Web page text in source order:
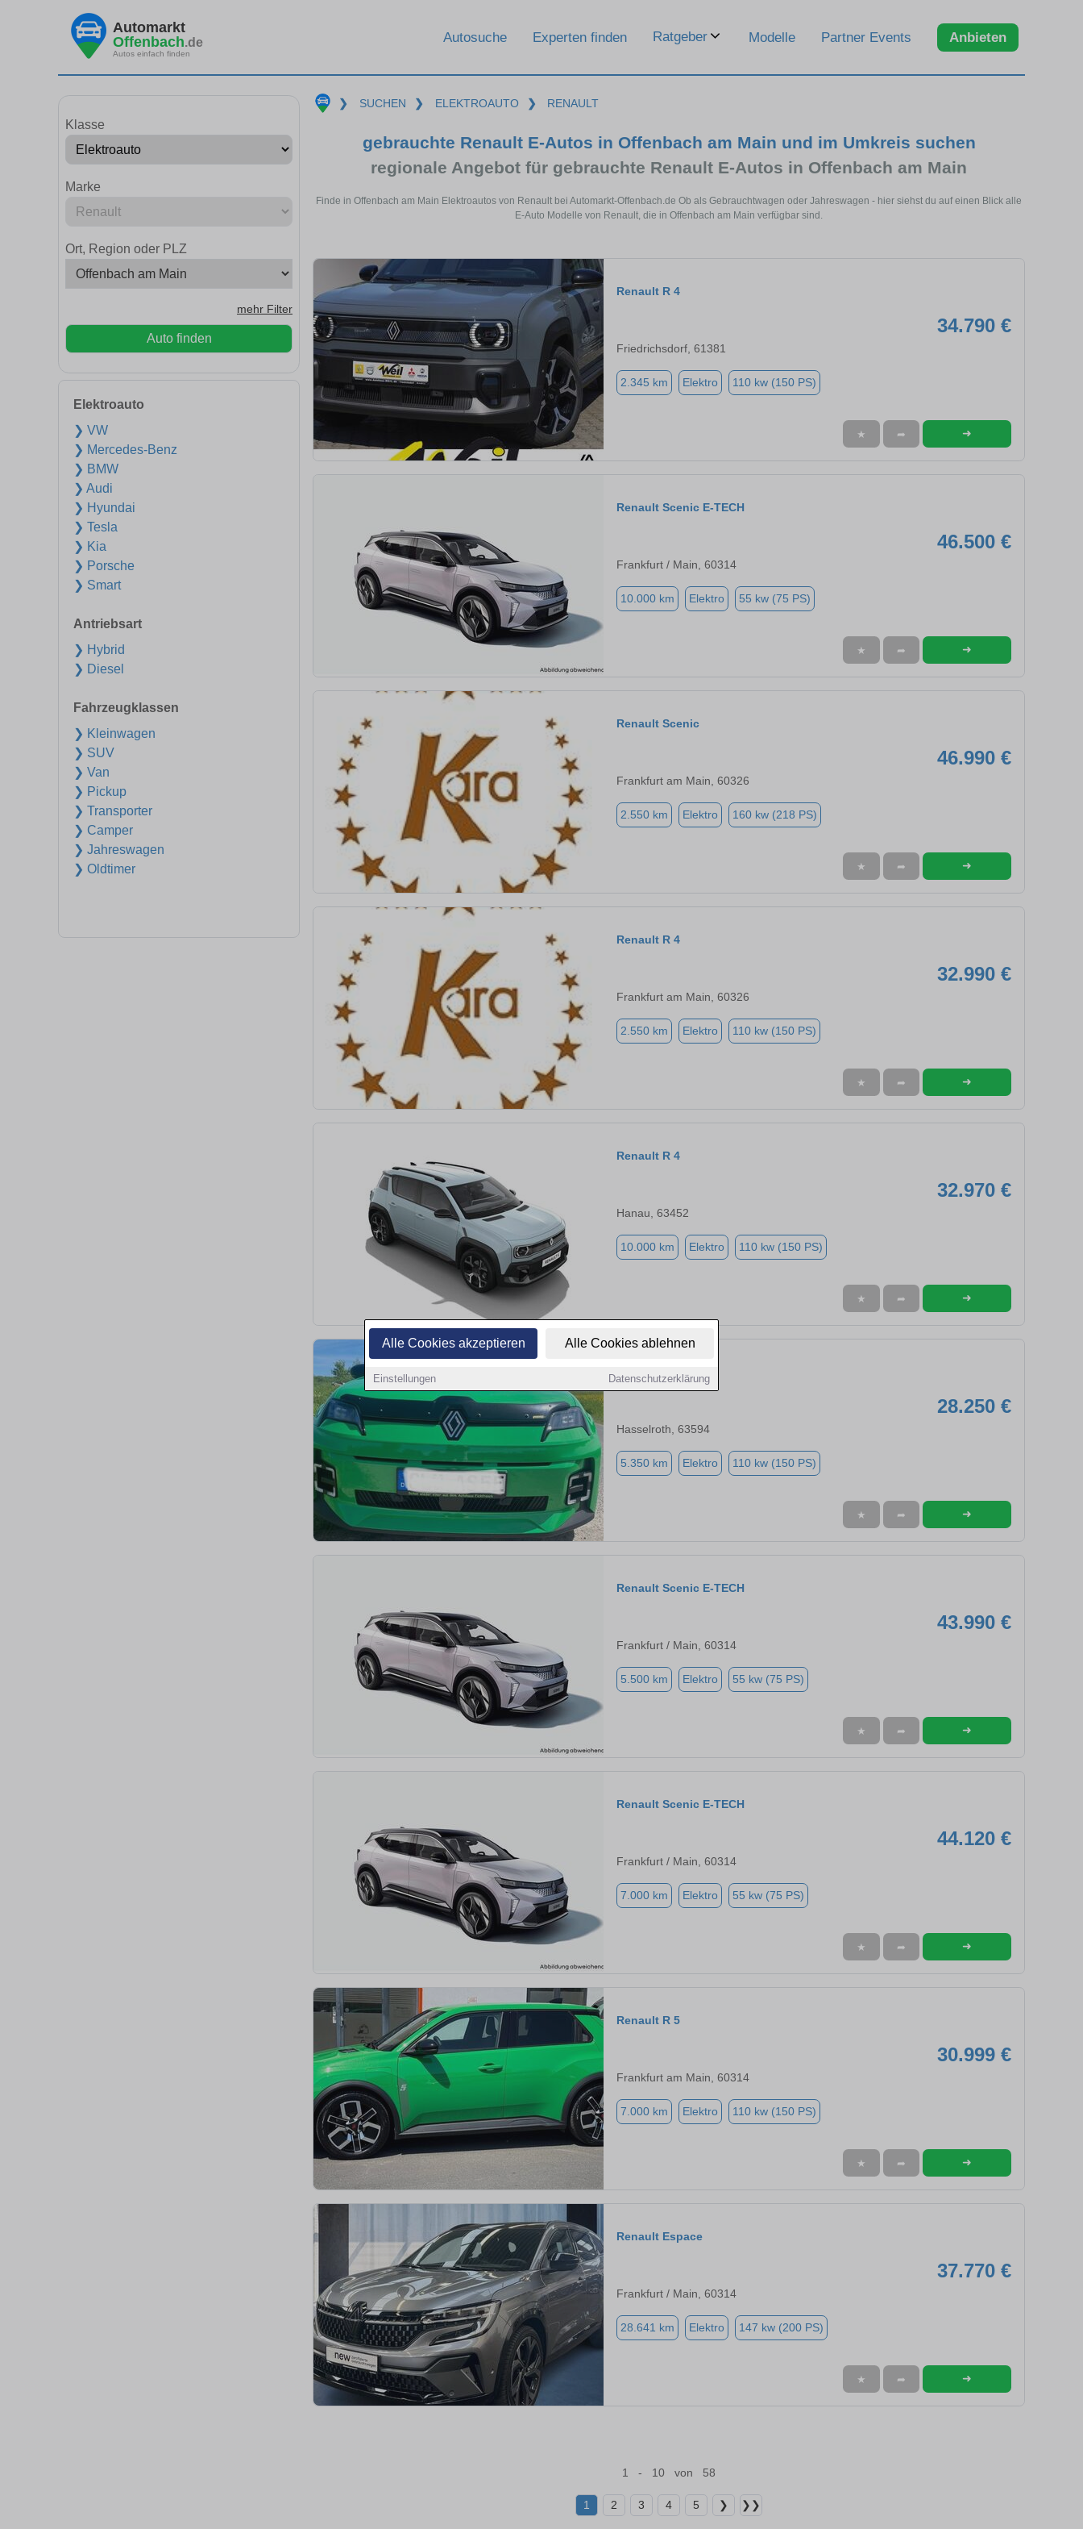
Alle Cookies akzeptieren Alle Cookies ablehnen
Einstellungen Datenschutzerklärung
Automarkt
Offenbach.de
Autos einfach finden
Autosuche Experten finden Ratgeber Modelle Partner Events Anbieten
Klasse
Marke
Ort, Region oder PLZ
mehr Filter
Auto finden
Elektroauto
❯ VW
❯ Mercedes-Benz
❯ BMW
❯ Audi
❯ Hyundai
❯ Tesla
❯ Kia
❯ Porsche
❯ Smart
Antriebsart
❯ Hybrid
❯ Diesel
Fahrzeugklassen
❯ Kleinwagen
❯ SUV
❯ Van
❯ Pickup
❯ Transporter
❯ Camper
❯ Jahreswagen
❯ Oldtimer
❯ SUCHEN ❯ ELEKTROAUTO ❯ RENAULT
gebrauchte Renault E-Autos in Offenbach am Main und im Umkreis suchen
regionale Angebot für gebrauchte Renault E-Autos in Offenbach am Main
Finde in Offenbach am Main Elektroautos von Renault bei Automarkt-Offenbach.de Ob als Gebrauchtwagen oder Jahreswagen - hier siehst du auf einen Blick alle
E-Auto Modelle von Renault, die in Offenbach am Main verfügbar sind.
Renault R 4
34.790 €
Friedrichsdorf, 61381
2.345 km Elektro 110 kw (150 PS)
★ ➦ ➜
Renault Scenic E-TECH
46.500 €
Frankfurt / Main, 60314
10.000 km Elektro 55 kw (75 PS)
★ ➦ ➜
Renault Scenic
46.990 €
Frankfurt am Main, 60326
2.550 km Elektro 160 kw (218 PS)
★ ➦ ➜
Renault R 4
32.990 €
Frankfurt am Main, 60326
2.550 km Elektro 110 kw (150 PS)
★ ➦ ➜
Renault R 4
32.970 €
Hanau, 63452
10.000 km Elektro 110 kw (150 PS)
★ ➦ ➜
Renault R 5
28.250 €
Hasselroth, 63594
5.350 km Elektro 110 kw (150 PS)
★ ➦ ➜
Renault Scenic E-TECH
43.990 €
Frankfurt / Main, 60314
5.500 km Elektro 55 kw (75 PS)
★ ➦ ➜
Renault Scenic E-TECH
44.120 €
Frankfurt / Main, 60314
7.000 km Elektro 55 kw (75 PS)
★ ➦ ➜
Renault R 5
30.999 €
Frankfurt am Main, 60314
7.000 km Elektro 110 kw (150 PS)
★ ➦ ➜
Renault Espace
37.770 €
Frankfurt / Main, 60314
28.641 km Elektro 147 kw (200 PS)
★ ➦ ➜
1 - 10 von 58
1 2 3 4 5 ❯ ❯❯